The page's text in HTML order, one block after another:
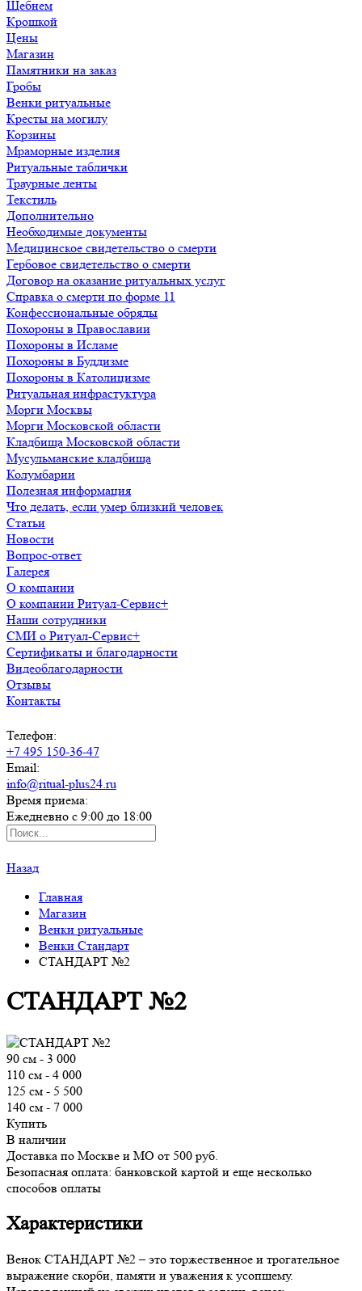
Щебнем
Крошкой
Цены
Магазин
Памятники на заказ
Гробы
Венки ритуальные
Кресты на могилу
Корзины
Мраморные изделия
Ритуальные таблички
Траурные ленты
Текстиль
Дополнительно
Необходимые документы
Медицинское свидетельство о смерти
Гербовое свидетельство о смерти
Договор на оказание ритуальных услуг
Справка о смерти по форме 11
Конфессиональные обряды
Похороны в Православии
Похороны в Исламе
Похороны в Буддизме
Похороны в Католицизме
Ритуальная инфрастуктура
Морги Москвы
Морги Московской области
Кладбища Московской области
Мусульманские кладбища
Колумбарии
Полезная информация
Что делать, если умер близкий человек
Статьи
Новости
Вопрос-ответ
Галерея
О компании
О компании Ритуал-Сервис+
Наши сотрудники
СМИ о Ритуал-Сервис+
Сертификаты и благодарности
Видеоблагодарности
Отзывы
Контакты
Телефон:
+7 495 150-36-47
Email:
info@ritual-plus24.ru
Время приема:
Ежедневно с 9:00 до 18:00
Назад
Главная
Магазин
Венки ритуальные
Венки Стандарт
СТАНДАРТ №2
СТАНДАРТ №2
90 см - 3 000
110 см - 4 000
125 см - 5 500
140 см - 7 000
Купить
В наличии
Доставка по Москве и МО от 500 руб.
Безопасная оплата: банковской картой и еще несколько
способов оплаты
Характеристики
Венок СТАНДАРТ №2 – это торжественное и трогательное
выражение скорби, памяти и уважения к усопшему.